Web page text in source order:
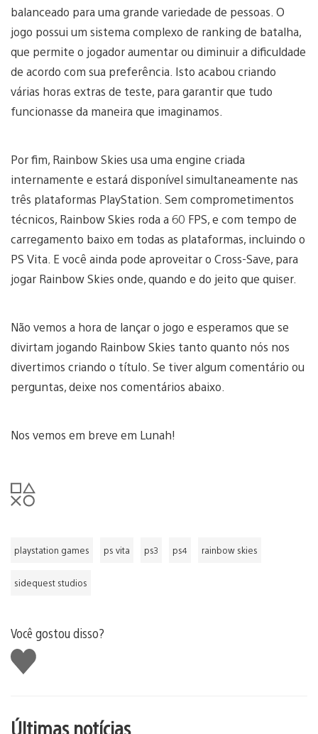
balanceado para uma grande variedade de pessoas. O
jogo possui um sistema complexo de ranking de batalha,
que permite o jogador aumentar ou diminuir a dificuldade
de acordo com sua preferência. Isto acabou criando
várias horas extras de teste, para garantir que tudo
funcionasse da maneira que imaginamos.
Por fim, Rainbow Skies usa uma engine criada
internamente e estará disponível simultaneamente nas
três plataformas PlayStation. Sem comprometimentos
técnicos, Rainbow Skies roda a 60 FPS, e com tempo de
carregamento baixo em todas as plataformas, incluindo o
PS Vita. E você ainda pode aproveitar o Cross-Save, para
jogar Rainbow Skies onde, quando e do jeito que quiser.
Não vemos a hora de lançar o jogo e esperamos que se
divirtam jogando Rainbow Skies tanto quanto nós nos
divertimos criando o título. Se tiver algum comentário ou
perguntas, deixe nos comentários abaixo.
Nos vemos em breve em Lunah!
playstation games ps vita ps3 ps4 rainbow skies
sidequest studios
Você gostou disso?
Curtir
Últimas notícias